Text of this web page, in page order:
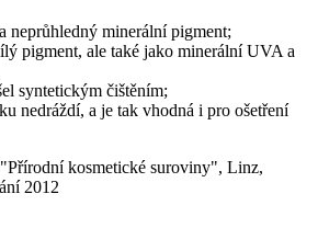
neprůhledný minerální pigment;
pigment, ale také jako minerální UVA a
syntetickým čištěním;
nedráždí, a je tak vhodná i pro ošetření
kosmetické suroviny", Linz,
2012